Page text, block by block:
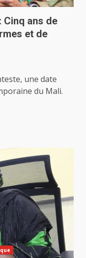
Cinq ans de
et de
une date
du Mali.